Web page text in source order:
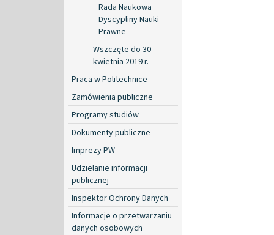
Rada Naukowa
Dyscypliny Nauki
Prawne
Wszczęte do 30
kwietnia 2019 r.
Praca w Politechnice
Zamówienia publiczne
Programy studiów
Dokumenty publiczne
Imprezy PW
Udzielanie informacji
publicznej
Inspektor Ochrony Danych
Informacje o przetwarzaniu
danych osobowych